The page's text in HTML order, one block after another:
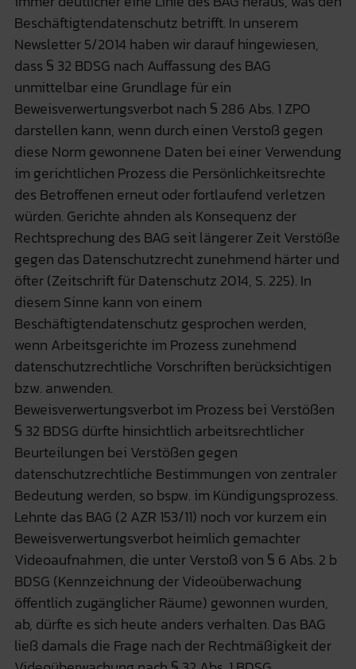
Beschäftigtendatenschutz betrifft. In unserem
Newsletter 5/2014 haben wir darauf hingewiesen,
dass § 32 BDSG nach Auffassung des BAG
unmittelbar eine Grundlage für ein
Beweisverwertungsverbot nach § 286 Abs. 1 ZPO
darstellen kann, wenn durch einen Verstoß gegen
diese Norm gewonnene Daten bei einer Verwendung
im gerichtlichen Prozess die Persönlichkeitsrechte
des Betroffenen erneut oder fortlaufend verletzen
würden. Gerichte ahnden als Konsequenz der
Rechtsprechung des BAG seit längerer Zeit Verstöße
gegen das Datenschutzrecht zunehmend härter und
öfter (Zeitschrift für Datenschutz 2014, S. 225). In
diesem Sinne kann von einem
Beschäftigtendatenschutz gesprochen werden,
wenn Arbeitsgerichte im Prozess zunehmend
datenschutzrechtliche Vorschriften berücksichtigen
bzw. anwenden.
Beweisverwertungsverbot im Prozess bei Verstößen
§ 32 BDSG dürfte hinsichtlich arbeitsrechtlicher
Beurteilungen bei Verstößen gegen
datenschutzrechtliche Bestimmungen von zentraler
Bedeutung werden, so bspw. im Kündigungsprozess.
Lehnte das BAG (2 AZR 153/11) noch vor kurzem ein
Beweisverwertungsverbot heimlich gemachter
Videoaufnahmen, die unter Verstoß von § 6 Abs. 2 b
BDSG (Kennzeichnung der Videoüberwachung
öffentlich zugänglicher Räume) gewonnen wurden,
ab, dürfte es sich heute anders verhalten. Das BAG
ließ damals die Frage nach der Rechtmäßigkeit der